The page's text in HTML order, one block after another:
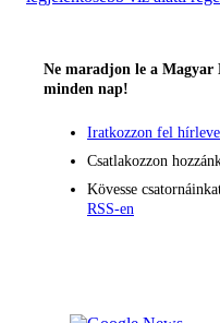
Ne maradjon le a Magyar
minden nap!
Iratkozzon fel
Csatlakozzon
Kövesse
RSS-en